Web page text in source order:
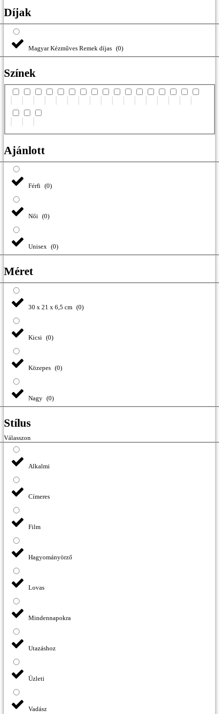
Díjak
Magyar Kézműves Remek díjas (0)
Színek
Ajánlott
Férfi (0)
Női (0)
Unisex (0)
Méret
30 x 21 x 6,5 cm (0)
Kicsi (0)
Közepes (0)
Nagy (0)
Stílus
Válasszon
Alkalmi
Címeres
Film
Hagyományörző
Lovas
Mindennapokra
Utazáshoz
Üzleti
Vadász